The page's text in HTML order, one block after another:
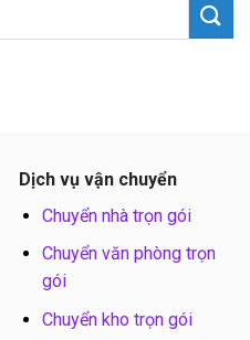
Dịch vụ vận chuyển
Chuyển nhà trọn gói
Chuyển văn phòng trọn
gói
Chuyển kho trọn gói